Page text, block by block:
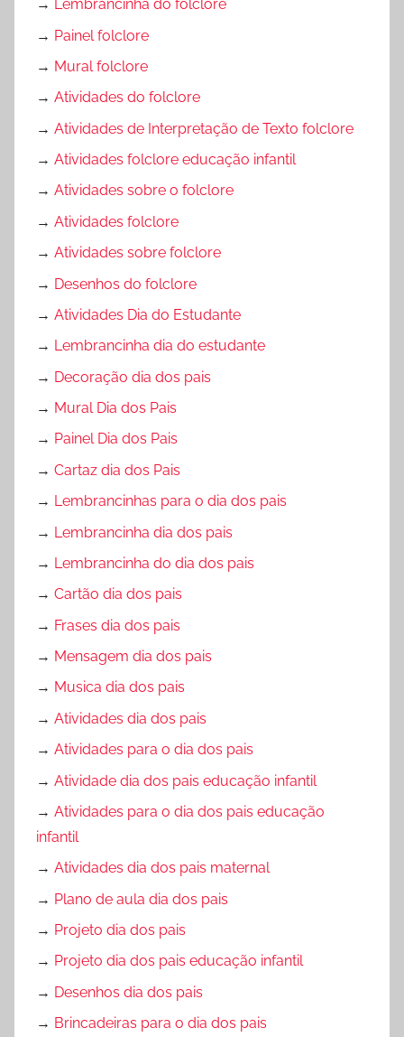
→ Lembrancinha do folclore
→ Painel folclore
→ Mural folclore
→ Atividades do folclore
→ Atividades de Interpretação de Texto folclore
→ Atividades folclore educação infantil
→ Atividades sobre o folclore
→ Atividades folclore
→ Atividades sobre folclore
→ Desenhos do folclore
→ Atividades Dia do Estudante
→ Lembrancinha dia do estudante
→ Decoração dia dos pais
→ Mural Dia dos Pais
→ Painel Dia dos Pais
→ Cartaz dia dos Pais
→ Lembrancinhas para o dia dos pais
→ Lembrancinha dia dos pais
→ Lembrancinha do dia dos pais
→ Cartão dia dos pais
→ Frases dia dos pais
→ Mensagem dia dos pais
→ Musica dia dos pais
→ Atividades dia dos pais
→ Atividades para o dia dos pais
→ Atividade dia dos pais educação infantil
→ Atividades para o dia dos pais educação
infantil
→ Atividades dia dos pais maternal
→ Plano de aula dia dos pais
→ Projeto dia dos pais
→ Projeto dia dos pais educação infantil
→ Desenhos dia dos pais
→ Brincadeiras para o dia dos pais